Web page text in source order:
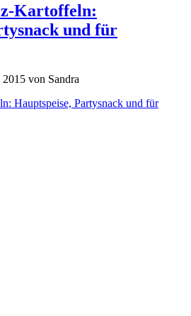
Kartoffeln:
und für
von Sandra
Hauptspeise, Partysnack und für